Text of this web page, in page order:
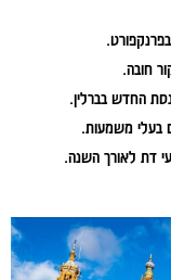
חובה.
החדש בברלין.
בעלי משמעות.
דת לאורך השנה.